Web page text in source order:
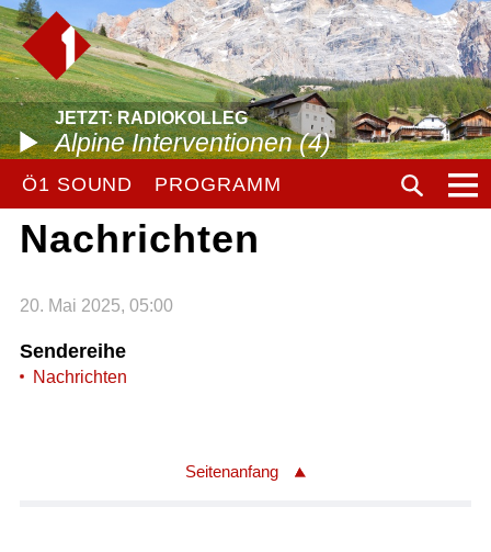
JETZT: RADIOKOLLEG
Alpine Interventionen (4)
Ö1 SOUND PROGRAMM
Nachrichten
20. Mai 2025, 05:00
Sendereihe
Nachrichten
Seitenanfang